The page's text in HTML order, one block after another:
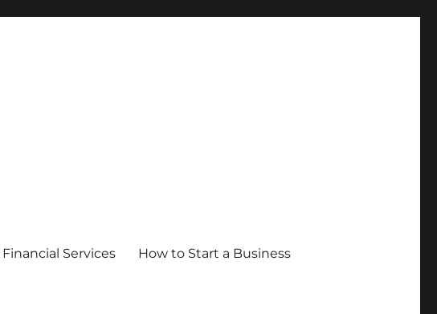
Financial Services How to Start a Business